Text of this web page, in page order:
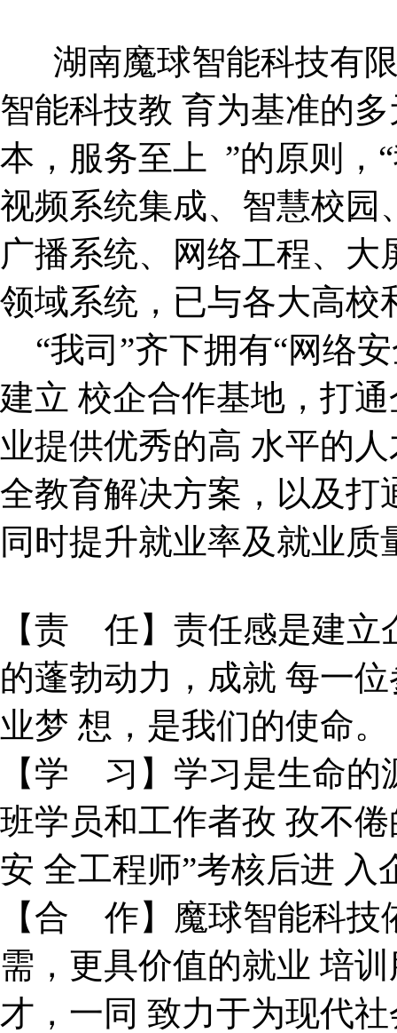
湖南魔球智能科技有限
智能科技教 育为基准的
本，服务至上 ”的原则，
视频系统集成、智慧校园
广播系统、网络工程、
领域系统，已与各大高校
“我司”齐下拥有“网络
建立 校企合作基地，打
业提供优秀的高 水平的
全教育解决方案，以及打
同时提升就业率及就业质
【责 任】责任感是建立
的蓬勃动力，成就 每一
业梦 想，是我们的使命。
【学 习】学习是生命的
班学员和工作者孜 孜不
安 全工程师”考核后进 入
【合 作】魔球智能科技
需，更具价值的就业 培
才，一同 致力于为现代